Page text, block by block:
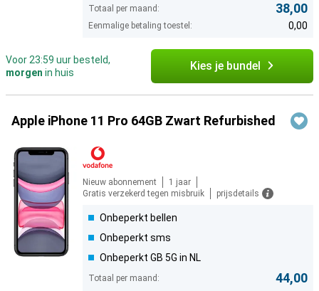
Totaal per maand: 38,00
Eenmalige betaling toestel: 0,00
Voor 23:59 uur besteld,
morgen in huis Kies je bundel
Apple iPhone 11 Pro 64GB Zwart Refurbished
Nieuw abonnement
1 jaar
Gratis verzekerd tegen misbruik
prijsdetails
Onbeperkt bellen
Onbeperkt sms
Onbeperkt GB 5G in NL
Totaal per maand: 44,00